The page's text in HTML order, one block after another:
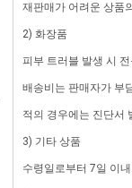
재판매가 어려운 상품
2) 화장품
피부 트러블 발생 시
배송비는 판매자가 부
적의 경우에는 진단서
3) 기타 상품
수령일로부터 7일 이